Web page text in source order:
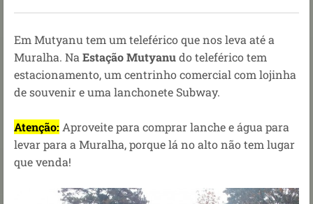
Em Mutyanu tem um teleférico que nos leva até a
Muralha. Na Estação Mutyanudo teleférico tem
estacionamento, um centrinho comercial com lojinha
de souvenir e uma lanchonete Subway.
Atenção: Aproveite para comprar lanche e água para
levar para a Muralha, porque lá no alto não tem lugar
que venda!